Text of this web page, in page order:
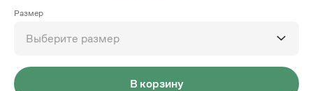
Размер
Выберите размер
В корзину